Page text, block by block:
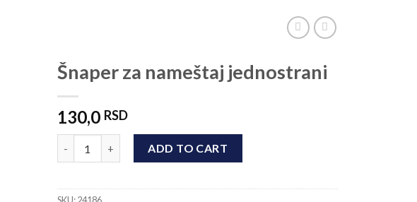
Šnaper za nameštaj jednostrani
130,0 RSD
ADD TO CART